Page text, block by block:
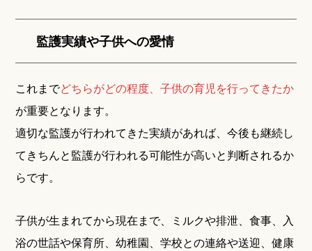
監護実績や子供への愛情
これまでどちらがどの程度、子供の育児を行ってきたか
が重要となります。
適切な監護が行われてきた実績があれば、今後も継続し
てきちんと監護が行われる可能性が高いと判断されるか
らです。
子供が生まれてから現在まで、ミルクや排泄、食事、入
浴の世話や保育所、幼稚園、学校との連絡や送迎、健康